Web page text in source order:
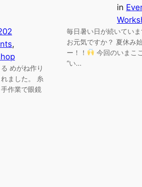
めがね作り
ました。 糸
作業で眼鏡
in
毎日暑い日が続いてい
お元気ですか？ 夏休み
ー！！
今回のいまこ
“い…